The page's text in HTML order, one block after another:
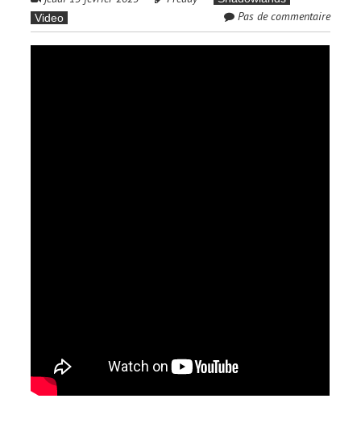
Video
Pas de commentaire